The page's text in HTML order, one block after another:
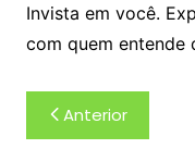
Invista em você.
com quem entende
Navegação
de
Anterior